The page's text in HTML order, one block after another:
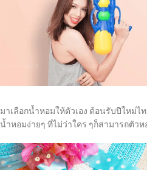
มาเลือกน้ำหอมให้ตัวเอง ต้อนรับปีใหม่ไ
น้ำหอมง่ายๆ ที่ไม่ว่าใคร ๆก็สามารถตัว